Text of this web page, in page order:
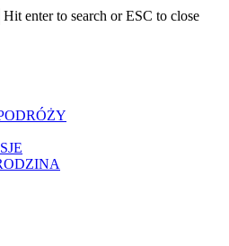
Hit enter to search or ESC to close